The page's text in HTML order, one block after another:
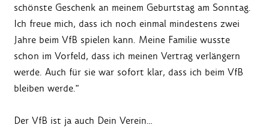
schönste Geschenk an meinem Geburtstag am Sonntag.
Ich freue mich, dass ich noch einmal mindestens zwei
Jahre beim VfB spielen kann. Meine Familie wusste
schon im Vorfeld, dass ich meinen Vertrag verlängern
werde. Auch für sie war sofort klar, dass ich beim VfB
bleiben werde."
Der VfB ist ja auch Dein Verein…